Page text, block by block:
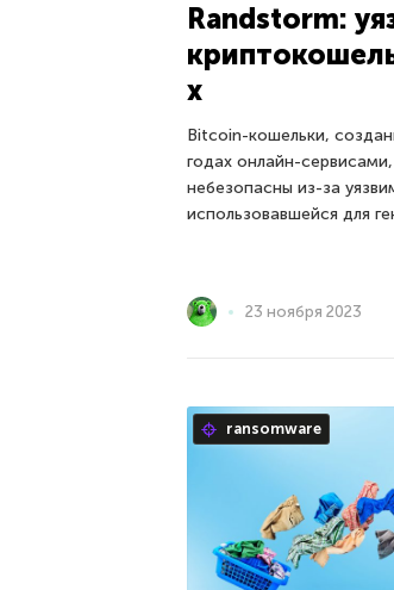
Randstorm:
х
Bitcoin-кошельки,
годах онлайн-
небезопасны из-за
использовавшейся для
23 ноября 2023
ransomware